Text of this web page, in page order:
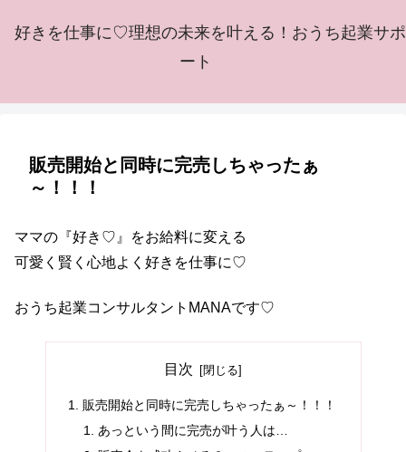
好きを仕事に♡理想の未来を叶える！おうち起業サポ
ート
販売開始と同時に完売しちゃったぁ
～！！！
ママの『好き♡』をお給料に変える
可愛く賢く心地よく好きを仕事に♡
おうち起業コンサルタントMANAです♡
目次
販売開始と同時に完売しちゃったぁ～！！！
あっという間に完売が叶う人は…